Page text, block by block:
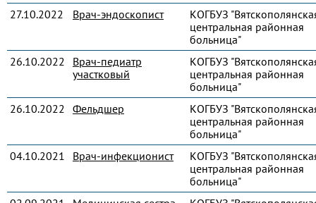
27.10.2022
Врач-эндоскопист
КОГБУЗ
центральная районная
больница"
26.10.2022
Врач-педиатр
участковый
КОГБУЗ
центральная районная
больница"
26.10.2022 Фельдшер
КОГБУЗ
центральная районная
больница"
04.10.2021
Врач-инфекционист
КОГБУЗ
центральная районная
больница"